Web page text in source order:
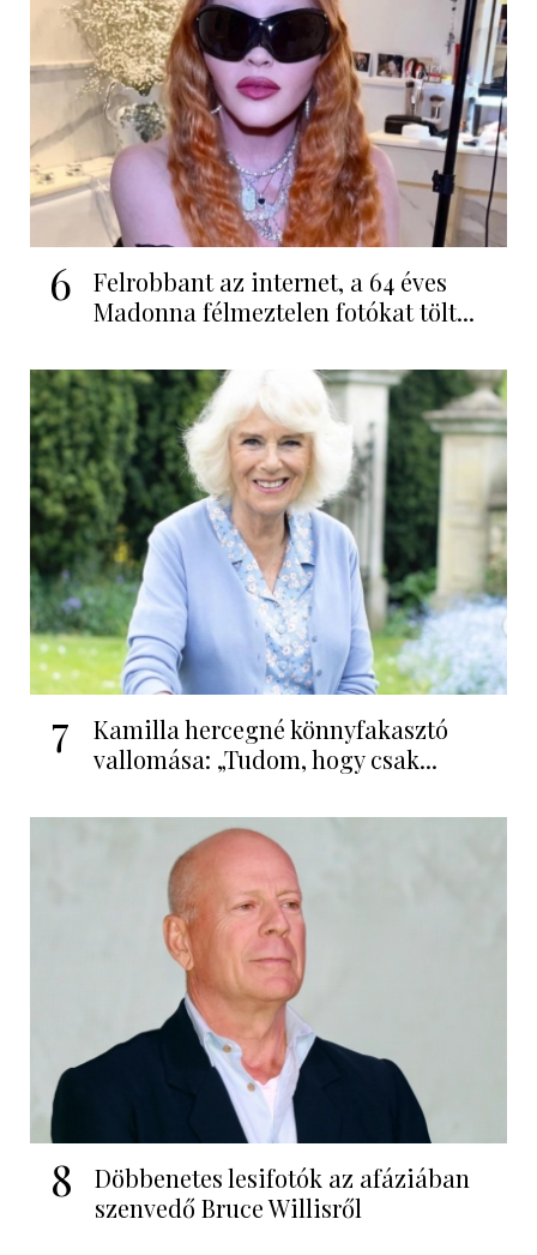
6
Felrobbant az internet, a 64 éves
Madonna félmeztelen fotókat tölt...
7
Kamilla hercegné könnyfakasztó
vallomása: „Tudom, hogy csak...
8
Döbbenetes lesifotók az afáziában
szenvedő Bruce Willisről